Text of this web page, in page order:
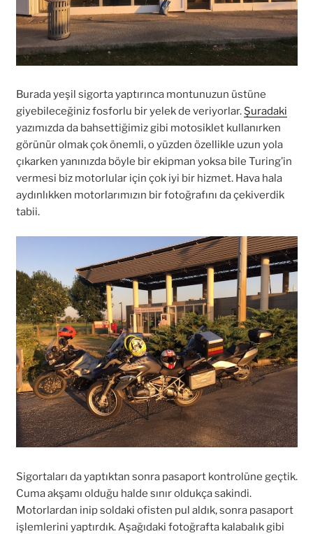
Burada yeşil sigorta yaptırınca montunuzun üstüne
giyebileceğiniz fosforlu bir yelek de veriyorlar. Şuradaki
yazımızda da bahsettiğimiz gibi motosiklet kullanırken
görünür olmak çok önemli, o yüzden özellikle uzun yola
çıkarken yanınızda böyle bir ekipman yoksa bile Turing’in
vermesi biz motorlular için çok iyi bir hizmet. Hava hala
aydınlıkken motorlarımızın bir fotoğrafını da çekiverdik
tabii.
Sigortaları da yaptıktan sonra pasaport kontrolüne geçtik.
Cuma akşamı olduğu halde sınır oldukça sakindi.
Motorlardan inip soldaki ofisten pul aldık, sonra pasaport
işlemlerini yaptırdık. Aşağıdaki fotoğrafta kalabalık gibi